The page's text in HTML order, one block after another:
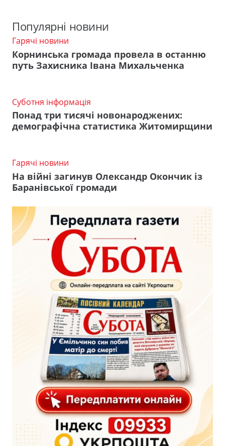
Популярні новини
Гарячі новини
Корнинська громада провела в останню
путь Захисника Івана Михальченка
Суботня інформація
Понад три тисячі новонароджених:
демографічна статистика Житомирщини
Гарячі новини
На війні загинув Олександр Окончик із
Баранівської громади